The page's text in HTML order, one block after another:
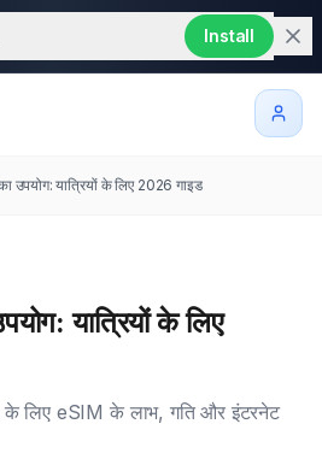
Install
उपयोग: यात्रियों के लिए 2026 गाइड
यात्रियों के लिए
के लिए eSIM के लाभ, गति और इंटरनेट